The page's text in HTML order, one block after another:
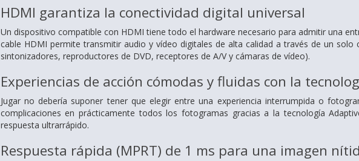
HDMI garantiza la conectividad digital universal
Un dispositivo compatible con HDMI tiene todo el hardware necesario para admitir una
cable HDMI permite transmitir audio y vídeo digitales de alta calidad a través de un solo
sintonizadores, reproductores de DVD, receptores de A/V y cámaras de vídeo).
Experiencias de acción cómodas y fluidas con la
Jugar no debería suponer tener que elegir entre una experiencia interrumpida o
complicaciones en prácticamente todos los fotogramas gracias a la tecnología
respuesta ultrarrápido.
Respuesta rápida (MPRT) de 1 ms para una imagen